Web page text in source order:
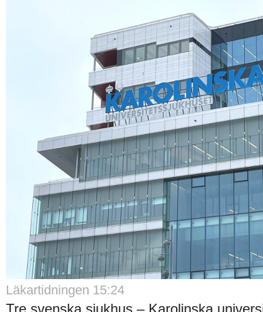
Läkartidningen 15:24
Tre svenska sjukhus – Karolinska